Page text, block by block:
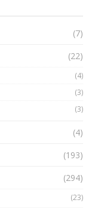
kiện ảnh hưởng
Phổ cập
(7)
(22)
(4)
(3)
(3)
(4)
(193)
(294)
(23)